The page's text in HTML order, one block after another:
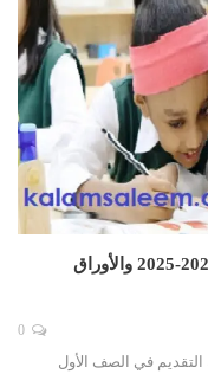
طريقة التقديم في الصف الأول الابتدائي 2026-2025 والأوراق
في الصف الأول